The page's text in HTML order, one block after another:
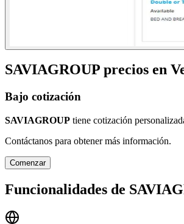
SAVIAGROUP precios en
Bajo cotización
SAVIAGROUP tiene cotización
Contáctanos para obtener más información.
Comenzar
Funcionalidades de